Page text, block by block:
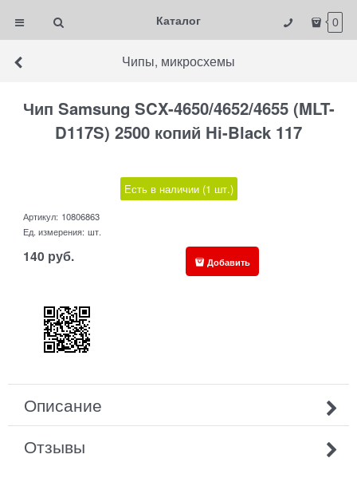
Каталог 0
Чипы, микросхемы
Чип Samsung SCX-4650/4652/4655 (MLT-
D117S) 2500 копий Hi-Black 117
Есть в наличии (1 шт.)
Артикул: 10806863
Ед. измерения: шт.
140 руб. Добавить
Описание
Отзывы